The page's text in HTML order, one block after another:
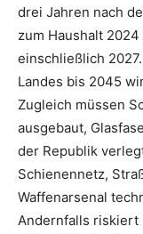
drei Jahren nach
zum Haushalt
einschließlich
Landes bis 2045
Zugleich müssen
ausgebaut,
der Republik
Schienennetz,
Waffenarsenal
Andernfalls riskiert